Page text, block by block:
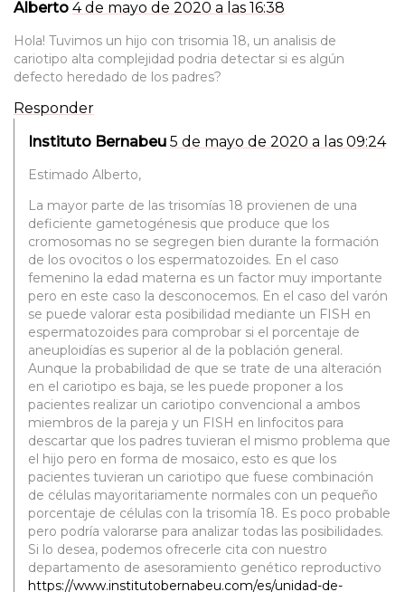
Alberto 4 de mayo de 2020 a las 16:38
Hola! Tuvimos un hijo con trisomia 18, un analisis de
cariotipo alta complejidad podria detectar si es algún
defecto heredado de los padres?
Responder
Instituto Bernabeu 5 de mayo de 2020 a las 09:24
Estimado Alberto,
La mayor parte de las trisomías 18 provienen de una
deficiente gametogénesis que produce que los
cromosomas no se segregen bien durante la formación
de los ovocitos o los espermatozoides. En el caso
femenino la edad materna es un factor muy importante
pero en este caso la desconocemos. En el caso del varón
se puede valorar esta posibilidad mediante un FISH en
espermatozoides para comprobar si el porcentaje de
aneuploidías es superior al de la población general.
Aunque la probabilidad de que se trate de una alteración
en el cariotipo es baja, se les puede proponer a los
pacientes realizar un cariotipo convencional a ambos
miembros de la pareja y un FISH en linfocitos para
descartar que los padres tuvieran el mismo problema que
el hijo pero en forma de mosaico, esto es que los
pacientes tuvieran un cariotipo que fuese combinación
de células mayoritariamente normales con un pequeño
porcentaje de células con la trisomía 18. Es poco probable
pero podría valorarse para analizar todas las posibilidades.
Si lo desea, podemos ofrecerle cita con nuestro
departamento de asesoramiento genético reproductivo
https://www.institutobernabeu.com/es/unidad-de-